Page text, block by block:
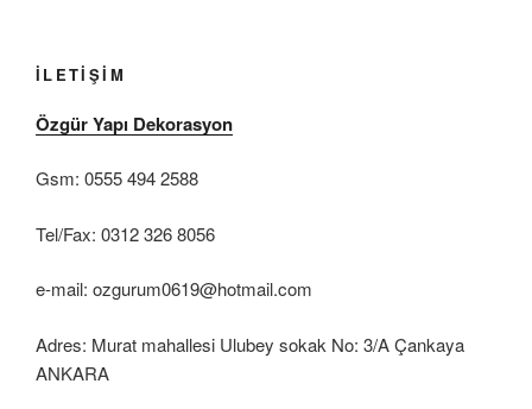
İLETIŞIM
Özgür Yapı Dekorasyon
Gsm: 0555 494 2588
Tel/Fax: 0312 326 8056
e-mail: ozgurum0619@hotmail.com
Adres: Murat mahallesi Ulubey sokak No: 3/A Çankaya
ANKARA